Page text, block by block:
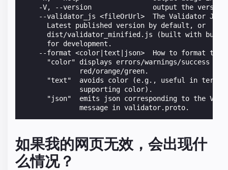
-V, --version               output the version
--validator_js <fileOrUrl>  The Validator
      Latest published version by default, or
dist/validator_minified.js (built with
      for development.
--format <color|text|json>  How to format the
      "color" displays errors/warnings/success in
              red/orange/green.
"text"  avoids color (e.g., useful in
              supporting color).
"json"  emits json corresponding to the
              message in validator.proto.
如果我的网页无效，会出现什
么情况？